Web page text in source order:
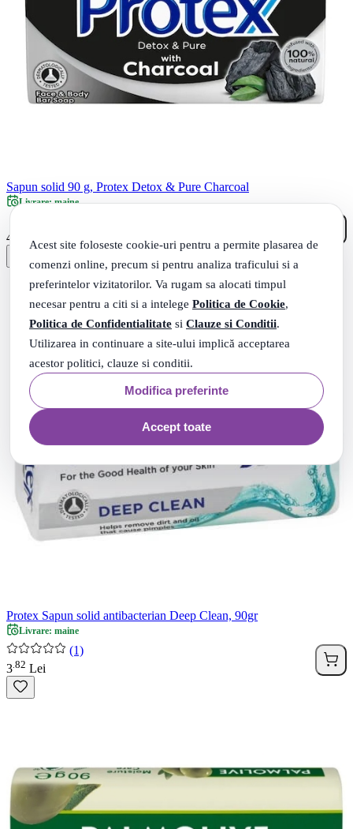
Acest site foloseste cookie-uri pentru a permite plasarea de
comenzi online, precum si pentru analiza traficului si a
preferintelor vizitatorilor. Va rugam sa alocati timpul
necesar pentru a citi si a intelege Politica de Cookie,
Politica de Confidentialitate si Clauze si Conditii.
Utilizarea in continuare a site-ului implică acceptarea
acestor politici, clauze si conditii.
Modifica preferinte
Accept toate
Sapun solid 90 g, Protex Detox & Pure Charcoal
Livrare: maine
4 Lei
Protex Sapun solid antibacterian Deep Clean, 90gr
Livrare: maine
(1)
3 82 Lei